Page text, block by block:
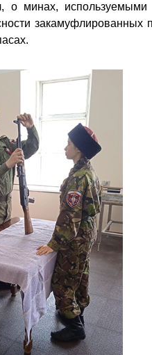
о минах, используемыми
закамуфлированных